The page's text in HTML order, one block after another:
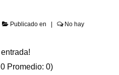
Publicado en
No hay
0 Promedio: 0)